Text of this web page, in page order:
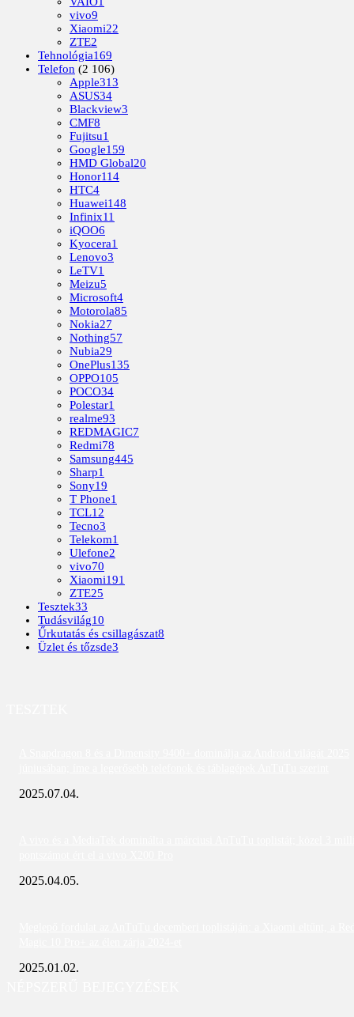
vivo9
Xiaomi22
ZTE2
Tehnológia169
Telefon (2 106)
Apple313
ASUS34
Blackview3
CMF8
Fujitsu1
Google159
HMD Global20
Honor114
HTC4
Huawei148
Infinix11
iQOO6
Kyocera1
Lenovo3
LeTV1
Meizu5
Microsoft4
Motorola85
Nokia27
Nothing57
Nubia29
OnePlus135
OPPO105
POCO34
Polestar1
realme93
REDMAGIC7
Redmi78
Samsung445
Sharp1
Sony19
T Phone1
TCL12
Tecno3
Telekom1
Ulefone2
vivo70
Xiaomi191
ZTE25
Tesztek33
Tudásvilág10
Űrkutatás és csillagászat8
Üzlet és tőzsde3
2025.07.04.
2025.04.05.
2025.01.02.